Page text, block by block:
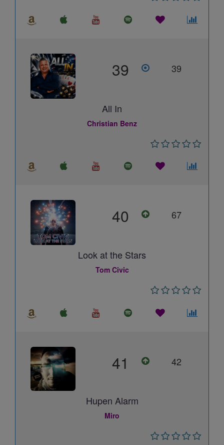
39 39
All In
Christian Benz
40 67
Look at the Stars
Tom Civic
41 42
Hupen Alarm
Miro